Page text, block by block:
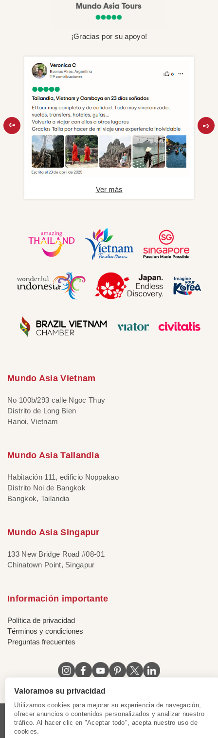
¡Gracias por su apoyo!
Ver más
Mundo Asia Vietnam
No 100b/293 calle Ngoc Thuy
Distrito de Long Bien
Hanoi, Vietnam
Mundo Asia Tailandia
Habitación 111, edificio Noppakao
Distrito Noi de Bangkok
Bangkok, Tailandia
Mundo Asia Singapur
133 New Bridge Road #08-01
Chinatown Point, Singapur
Información importante
Política de privacidad
Términos y condiciones
Preguntas frecuentes
Licencia de Vietnam | Certificado de Singapur
|
Certificado de Hong Kong, China
Valoramos su privacidad
Utilizamos cookies para mejorar su experiencia de navegación,
ofrecer anuncios o contenidos personalizados y analizar nuestro
tráfico. Al hacer clic en "Aceptar todo", acepta nuestro uso de
cookies.